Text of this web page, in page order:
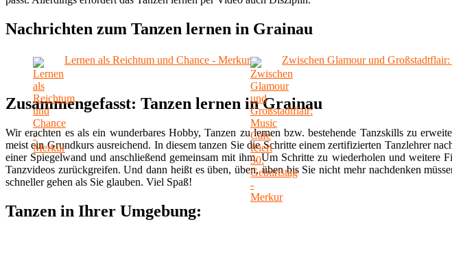
Nachrichten zum Tanzen lernen in Grainau
Lernen als Reichtum und Chance - Merkur Zwischen Glamour und
Zusammengefasst: Tanzen lernen in Grainau
Wir erachten es als ein wunderbares Hobby, Tanzen zu lernen bzw. bestehende Tanzskills zu
meist ein Grundkurs ausreichend. In diesem tanzen Sie die Schritte einem zertifizierten Tanzlehrer
einer Spiegelwand und anschließend gemeinsam mit ihm. Um Schritte zu wiederholen und weitere
Tanzvideos zurückgreifen. Und dann heißt es üben, üben, üben bis Sie nicht mehr nachdenken
schneller gehen als Sie glauben. Viel Spaß!
Tanzen in Ihrer Umgebung: